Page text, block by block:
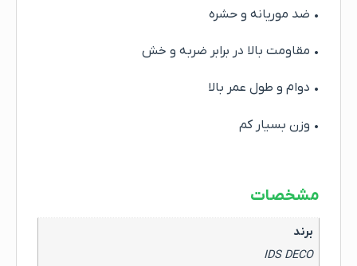
• ضد موریانه و حشره
• مقاومت بالا در برابر ضربه و خش
• دوام و طول عمر بالا
• وزن بسیار کم
مشخصات
برند
IDS DECO